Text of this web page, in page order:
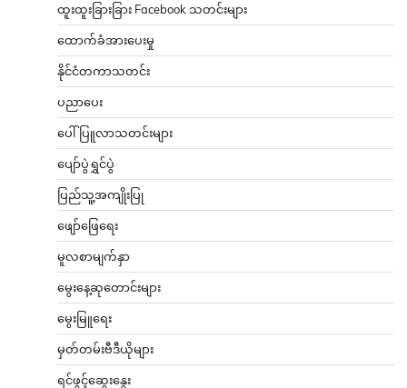
ထူးထူးခြားခြား Facebook သတင်းများ
ထောက်ခံအားပေးမှု
နိုင်ငံတကာသတင်း
ပညာပေး
ပေါ်ပြူလာသတင်းများ
ပျော်ပွဲရွှင်ပွဲ
ပြည်သူ့အကျိုးပြု
ဖျော်ဖြေရေး
မူလစာမျက်နှာ
မွေးနေ့ဆုတောင်းများ
မွေးမြူရေး
မှတ်တမ်းဗီဒီယိုများ
ရင်ဖွင့်ဆွေးနွေး